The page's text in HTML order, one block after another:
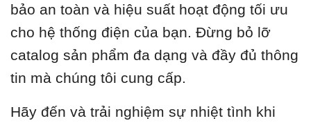
bảo an toàn và hiệu suất hoạt động tối ưu
cho hệ thống điện của bạn. Đừng bỏ lỡ
catalog sản phẩm đa dạng và đầy đủ thông
tin mà chúng tôi cung cấp.
Hãy đến và trải nghiệm sự nhiệt tình khi